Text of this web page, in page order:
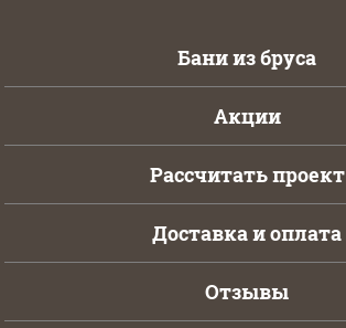
Бани из бруса
Акции
Рассчитать проект
Доставка и оплата
Отзывы